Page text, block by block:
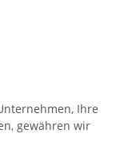
Ihre
gewähren wir